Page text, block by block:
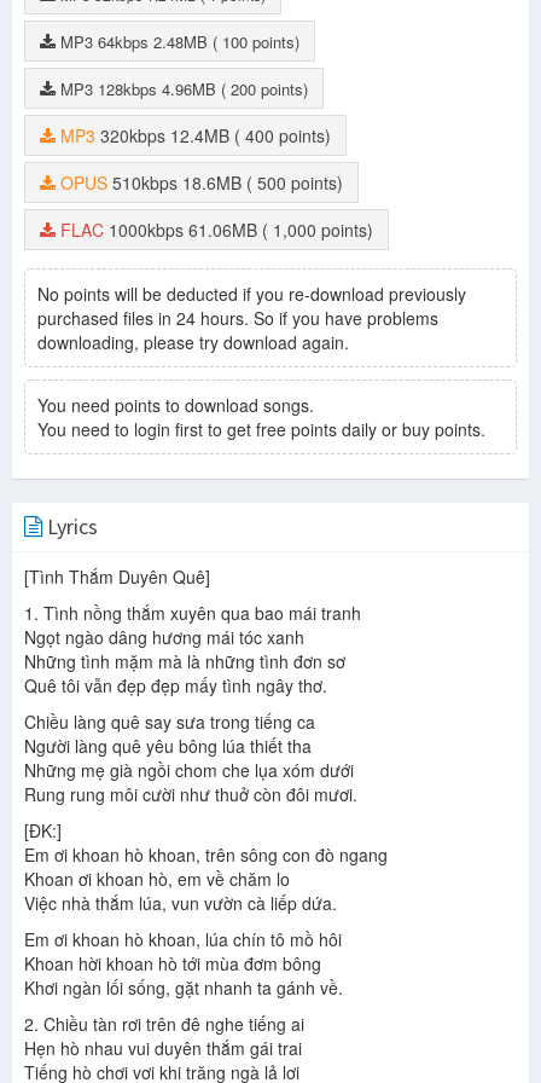
Khuya Này Anh Đi Rồi -Lưu Bảo Huy
Sao Chưa Thấy Hồi Âm -Lưu Bảo Huy
Đến Với Tôi -Ngọc Sơn
Yêu Em Khổ Lắm -Ngọc Sơn
Duyên Phận -Ngọc Sơn
Đừng Dối Em - Ngọc Sơn
Nói Với Người Tình -Hương Lan
Bài Thơ Vu Quy Hương Lan
Người Tình Mộng Mơ
Ngọc Sơn
Duyên Phận -Kim Thư
Xin Trả Cho Em -Kim Thư
Liên Khúc: Tình Thắm Duyên Quê; Về Quê
Ngoại - Dương Đình Phong
Cõi Nhớ -Kim Thư
Nếu Chúng Mình Cách Trở -Kim Thư
Hoa Mười Giờ -Kim Thư
Cô Nàng Đỏng Đảnh - Dương Đình Phong
Lúa Mùa Duyên Thắm
Ai Khổ Vì Ai
Trách ai Vô Tình -Lê Thị Băng Tâm
Duyên Phận -Lê Thị Băng Tâm
Em Về Miệt Thứ -Lê Thị Băng Tâm
Không Bao Giờ quên Anh Lê Thị Băng Tâm
Đêm Khuya Trông Chồng -Khưu Thuý
Từ Đó Em Buồn -Như Quỳnh
Duyên Phận -Như Quỳnh
Liên Khúc: Nước Cuốn Hoa Trôi; Tình Nàng La Lan
Quỳnh
Liên Khúc: Thế Rồi Một Mùa Hè; Kỷ Niệm Nào Buồn
Quỳnh
Liên Khúc: Làm Dâu Xứ Lạ; Năm 17 Tuổi
Ngang Trái -Như Quỳnh
Đoạn Cuối Một Cuộc Tình - Như Quỳnh
Mơ Ánh Trăng Về -Như Quỳnh
Buồn Trong Kỷ Niệm -Như Quỳnh
Cảm Ơn -Đan Nguyên
Rừng Chưa Thay Lá -Như Quỳnh
Chuyện Hoa Tigon -Như Quỳnh
MP3 64kbps 2.48MB ( 100 points)
MP3 128kbps 4.96MB ( 200 points)
MP3 320kbps 12.4MB
( 400 points)
OPUS 510kbps 18.6MB
( 500 points)
FLAC 1000kbps 61.06MB ( 1,000 points)
No points will be deducted if you re-download previously
purchased files in 24 hours. So if you have problems
downloading, please try download again.
You need points to download songs.
You need to login first to get free points daily or buy points.
Lyrics
[Tình Thắm Duyên Quê]
1. Tình nồng thắm xuyên qua bao mái tranh
Ngọt ngào dâng hương mái tóc xanh
Những tình mặm mà là những tình đơn sơ
Quê tôi vẫn đẹp đẹp mấy tình ngây thơ.
Chiều làng quê say sưa trong tiếng ca
Người làng quê yêu bông lúa thiết tha
Những mẹ già ngồi chom che lụa xóm dưới
Rung rung môi cười như thuở còn đôi mươi.
[ĐK:]
Em ơi khoan hò khoan, trên sông con đò ngang
Khoan ơi khoan hò, em về chăm lo
Việc nhà thắm lúa, vun vườn cà liếp dứa.
Em ơi khoan hò khoan, lúa chín tô mồ hôi
Khoan hời khoan hò tới mùa đơm bông
Khơi ngàn lối sống, gặt nhanh ta gánh về.
2. Chiều tàn rơi trên đê nghe tiếng ai
Hẹn hò nhau vui duyên thắm gái trai
Tiếng hò chơi vơi khi trăng ngà lả lơi